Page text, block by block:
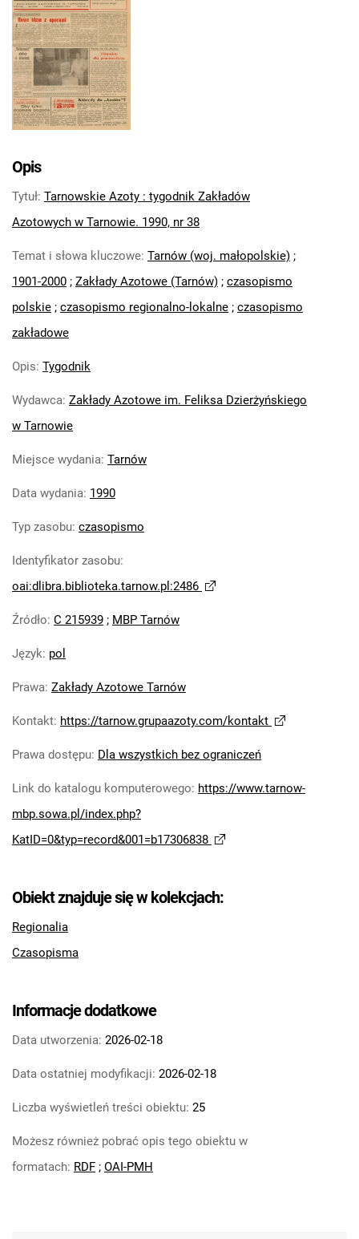
Tarnowskie Azoty : Organ Samorządu
Robotniczego Zakładów Azotowych im.
Feliksa Dzierżyńskiego. 1969
Tarnowskie Azoty : Organ Samorządu
Robotniczego Zakładów Azotowych im.
Feliksa Dzierżyńskiego. 1970
Tarnowskie Azoty : Organ Samorządu
Robotniczego Zakładów Azotowych im.
Tarnowskie Azoty : Organ Samorządu
Robotniczego Zakładów Azotowych im.
Feliksa Dzierżyńskiego. 1974
Feliksa Dzierżyńskiego. 1975
Robotniczego Zakładów Azotowych im.
Feliksa Dzierżyńskiego. 1976
Robotniczego Zakładów Azotowych im.
Feliksa Dzierżyńskiego. 1977
Robotniczego Zakładów Azotowych im.
Feliksa Dzierżyńskiego. 1978
Robotniczego Zakładów Azotowych im.
Feliksa Dzierżyńskiego. 1979
Robotniczego Zakładów Azotowych im.
Feliksa Dzierżyńskiego. 1980
Robotniczego Zakładów Azotowych im.
Tarnowskie Azoty : tygodnik Zakładów
Azotowych im. Feliksa Dzierżyńskiego w
Tarnowskie Azoty : tygodnik Zakładów
Azotowych im. Feliksa Dzierżyńskiego w
Azotowych im. Feliksa Dzierżyńskiego w
Tarnowie. 1984
Tarnowskie Azoty : tygodnik Zakładów
Tarnowskie Azoty : tygodnik Zakładów
Azotowych im. Feliksa Dzierżyńskiego w
Tarnowskie Azoty : tygodnik Zakładów
Tarnowie. 1987
Tarnowskie Azoty : tygodnik Zakładów
Opis
Tytuł: Tarnowskie Azoty : tygodnik Zakładów
Azotowych w Tarnowie. 1990, nr 38
Temat i słowa kluczowe: Tarnów (woj. małopolskie) ;
1901-2000 ; Zakłady Azotowe (Tarnów) ; czasopismo
polskie ; czasopismo regionalno-lokalne ; czasopismo
zakładowe
Opis: Tygodnik
Wydawca: Zakłady Azotowe im. Feliksa Dzierżyńskiego
w Tarnowie
Miejsce wydania: Tarnów
Data wydania: 1990
Typ zasobu: czasopismo
Identyfikator zasobu:
oai:dlibra.biblioteka.tarnow.pl:2486
Źródło: C 215939 ; MBP Tarnów
Język: pol
Prawa: Zakłady Azotowe Tarnów
Kontakt: https://tarnow.grupaazoty.com/kontakt
Prawa dostępu: Dla wszystkich bez ograniczeń
Link do katalogu komputerowego: https://www.tarnow-
mbp.sowa.pl/index.php?
KatID=0&typ=record&001=b17306838
Obiekt znajduje się w kolekcjach:
Regionalia
Czasopisma
Informacje dodatkowe
Data utworzenia: 2026-02-18
Data ostatniej modyfikacji: 2026-02-18
Liczba wyświetleń treści obiektu: 25
Możesz również pobrać opis tego obiektu w
formatach: RDF ; OAI-PMH